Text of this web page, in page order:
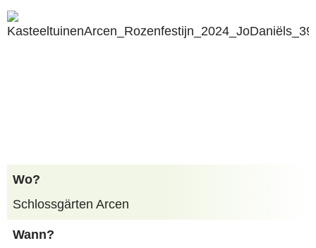
Wo?
Schlossgärten Arcen
Wann?